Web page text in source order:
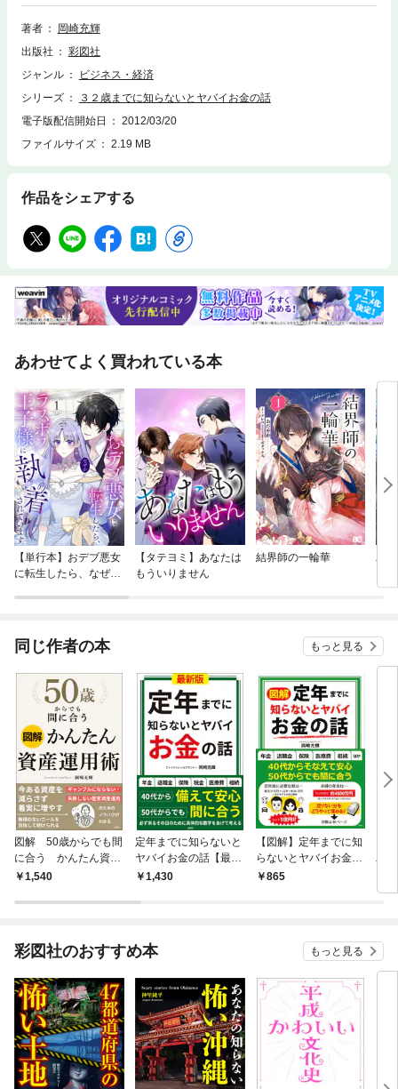
を、「これだけは知っておきたい」というポイントにしぼって解説した。
これ1冊あれば、最低限の知識が一気に身につく！
著者
岡崎充輝
出版社
彩図社
ジャンル
ビジネス・経済
シリーズ
３２歳までに知らないとヤバイお金の話
電子版配信開始日
2012/03/20
ファイルサイズ
2.19 MB
作品をシェアする
あわせてよく買われている本
【単行本】おデブ悪女
に転生したら、なぜか
【タテヨミ】あなたは
もういりません
結界師の一輪華
バ
今
同じ作者の本 もっと見る
図解 50歳からでも間
に合う かんたん資産
運用術
1,540
定年までに知らないと
ヤバイお金の話【最新
版】1,430
【図解】定年までに知
らないとヤバイお金の
話865
バ
彩図社のおすすめ本 もっと見る